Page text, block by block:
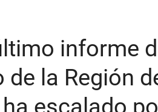
informe
de la Región
escalado